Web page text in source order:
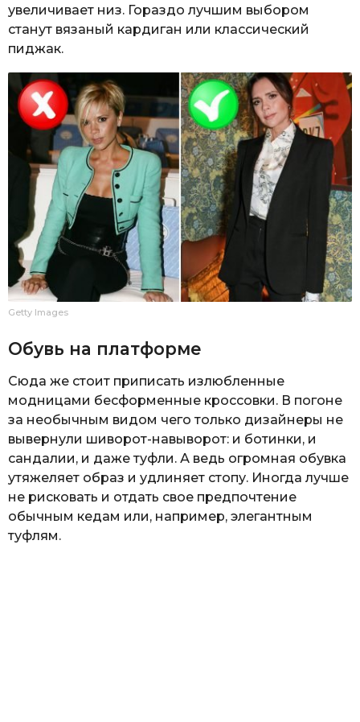
увеличивает низ. Гораздо лучшим выбором
станут вязаный кардиган или классический
пиджак.
Getty Images
Обувь на платформе
Сюда же стоит приписать излюбленные
модницами бесформенные кроссовки. В погоне
за необычным видом чего только дизайнеры не
вывернули шиворот-навыворот: и ботинки, и
сандалии, и даже туфли. А ведь огромная обувка
утяжеляет образ и удлиняет стопу. Иногда лучше
не рисковать и отдать свое предпочтение
обычным кедам или, например, элегантным
туфлям.